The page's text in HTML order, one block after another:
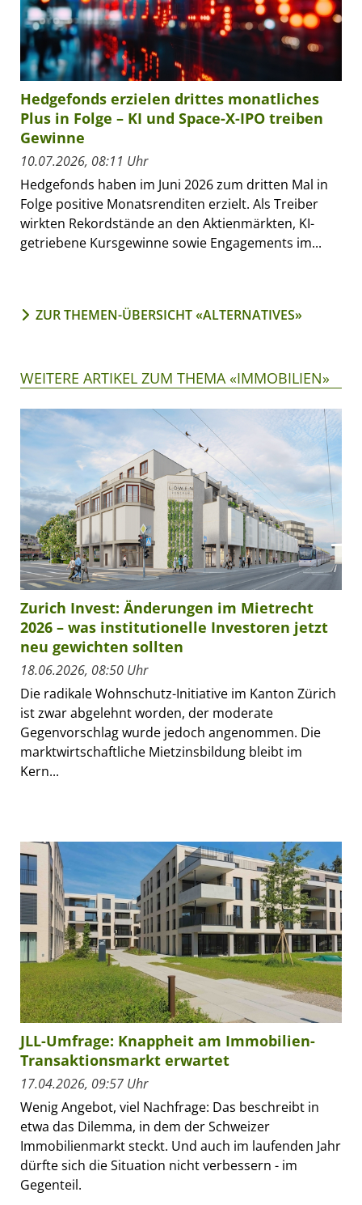
Hedgefonds erzielen drittes monatliches
Plus in Folge – KI und Space-X-IPO treiben
Gewinne
10.07.2026, 08:11 Uhr
Hedgefonds haben im Juni 2026 zum dritten Mal in
Folge positive Monatsrenditen erzielt. Als Treiber
wirkten Rekordstände an den Aktienmärkten, KI-
getriebene Kursgewinne sowie Engagements im...
ZUR THEMEN-ÜBERSICHT «ALTERNATIVES»
WEITERE ARTIKEL ZUM THEMA «IMMOBILIEN»
Zurich Invest: Änderungen im Mietrecht
2026 – was institutionelle Investoren jetzt
neu gewichten sollten
18.06.2026, 08:50 Uhr
Die radikale Wohnschutz-Initiative im Kanton Zürich
ist zwar abgelehnt worden, der moderate
Gegenvorschlag wurde jedoch angenommen. Die
marktwirtschaftliche Mietzinsbildung bleibt im
Kern...
JLL-Umfrage: Knappheit am Immobilien-
Transaktionsmarkt erwartet
17.04.2026, 09:57 Uhr
Wenig Angebot, viel Nachfrage: Das beschreibt in
etwa das Dilemma, in dem der Schweizer
Immobilienmarkt steckt. Und auch im laufenden Jahr
dürfte sich die Situation nicht verbessern - im
Gegenteil.